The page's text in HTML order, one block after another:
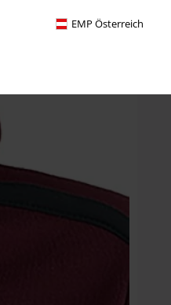
EMP Österreich